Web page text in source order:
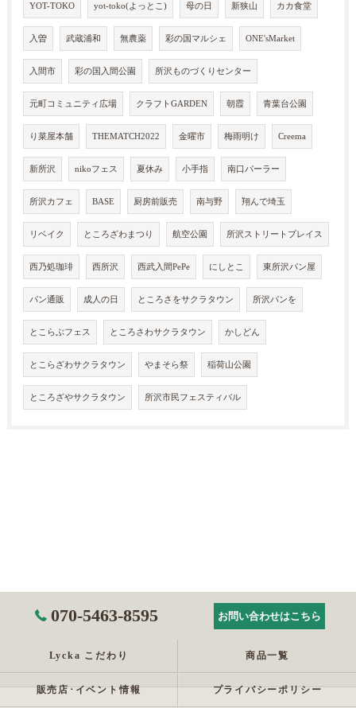
YOT-TOKO yot-toko(よっとこ) 母の日 新狭山 カカ食堂
入曽 武蔵浦和 無農薬 彩の国マルシェ ONE'sMarket
入間市 彩の国入間公園 所沢ものづくりセンター
元町コミュニティ広場 クラフトGARDEN 朝霞 青葉台公園
り菜屋本舗 THEMATCH2022 金曜市 梅雨明け Creema
新所沢 nikoフェス 夏休み 小手指 南口パーラー
所沢カフェ BASE 厨房前販売 南与野 翔んで埼玉
リベイク ところざわまつり 航空公園 所沢ストリートプレイス
西乃処珈琲 西所沢 西武入間PePe にしとこ 東所沢パン屋
パン通販 成人の日 ところさをサクラタウン 所沢パンを
とこらぶフェス ところさわサクラタウン かしどん
とこらざわサクラタウン やまそら祭 稲荷山公園
ところざやサクラタウン 所沢市民フェスティバル
070-5463-8595 お問い合わせはこちら
Lycka こだわり 商品一覧
販売店･イベント情報 プライバシーポリシー